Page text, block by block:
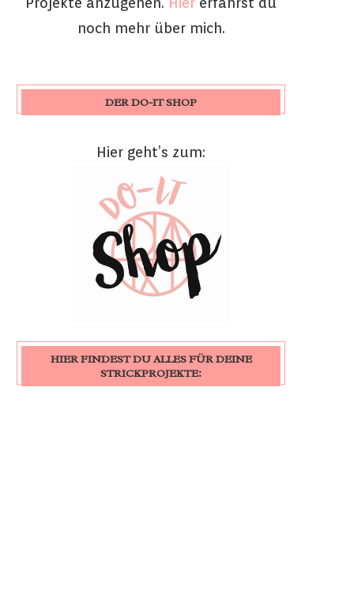
noch mehr über mich.
DER DO-IT SHOP
Hier geht’s zum:
HIER FINDEST DU ALLES FÜR DEINE
STRICKPROJEKTE: